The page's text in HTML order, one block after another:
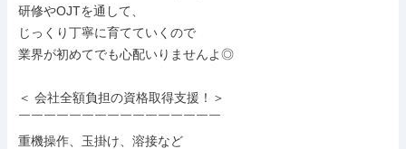
研修やOJTを通して、
じっくり丁寧に育てていくので
業界が初めてでも心配いりませんよ◎
＜ 会社全額負担の資格取得支援！＞
￣￣￣￣￣￣￣￣￣￣￣￣￣￣￣￣
重機操作、玉掛け、溶接など